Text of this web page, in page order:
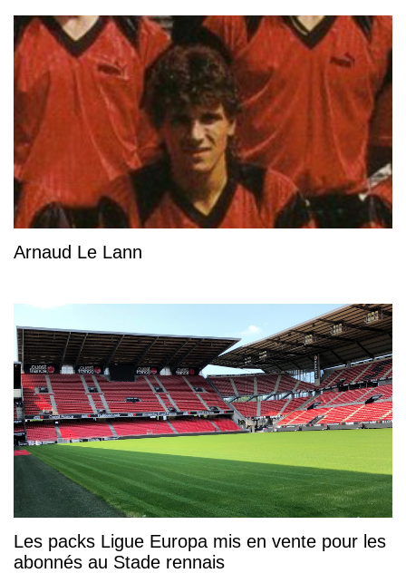
Arnaud Le Lann
Les packs Ligue Europa mis en vente pour les
abonnés au Stade rennais